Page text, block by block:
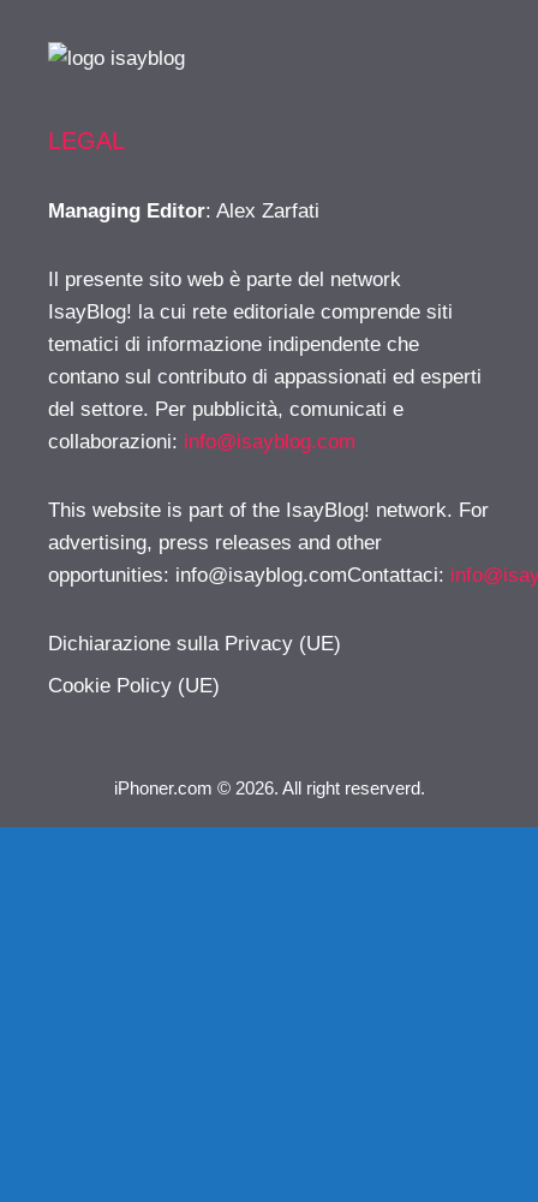
LEGAL
Managing Editor: Alex Zarfati
Il presente sito web è parte del network
IsayBlog! la cui rete editoriale comprende siti
tematici di informazione indipendente che
contano sul contributo di appassionati ed esperti
del settore. Per pubblicità, comunicati e
collaborazioni: info@isayblog.com
This website is part of the IsayBlog! network. For
advertising, press releases and other
opportunities: info@isayblog.comContattaci:
Dichiarazione sulla Privacy (UE)
Cookie Policy (UE)
iPhoner.com © 2026. All right reserverd.